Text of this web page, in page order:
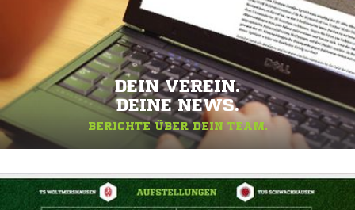
DEIN VEREIN.
DEINE NEWS.
BERICHTE ÜBER DEIN TEAM.